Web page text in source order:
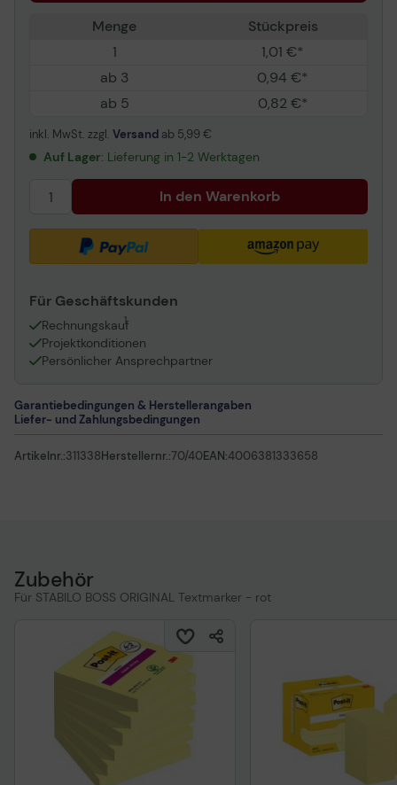
inkl. MwSt. zzgl. Versand ab 5,99 €
Menge
Stückpreis
1
1,01 €*
ab 3
0,94 €*
ab 5
0,82 €*
Auf Lager: Lieferung in 1-2 Werktagen
In den Warenkorb
Für Geschäftskunden
Rechnungskauf
1
Projektkonditionen
Persönlicher Ansprechpartner
Garantiebedingungen & Herstellerangaben
Liefer- und Zahlungsbedingungen
Artikelnr.:311338Herstellernr.:70/40EAN:4006381333658
Zubehör
Für STABILO BOSS ORIGINAL Textmarker - rot